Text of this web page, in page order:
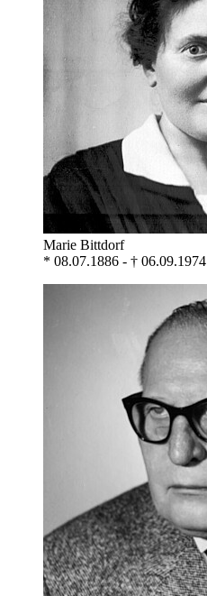
Marie Bittdorf
* 08.07.1886 - † 06.09.1974